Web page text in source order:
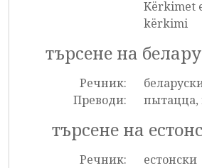
Kërkimet
kërkimi
търсене на
Речник:
Преводи:
търсене на
Речник:
естонски